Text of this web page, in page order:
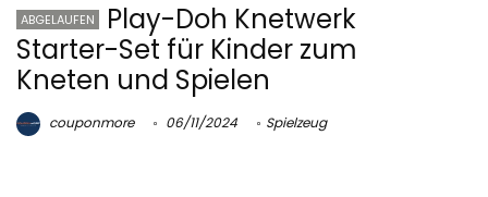
ABGELAUFEN
Play-Doh Knetwerk
Starter-Set für Kinder zum
Kneten und Spielen
couponmore 06/11/2024 Spielzeug